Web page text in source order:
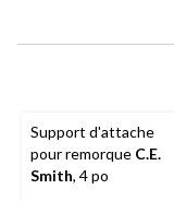
Support d'attache
pour remorque C.E.
Smith, 4 po